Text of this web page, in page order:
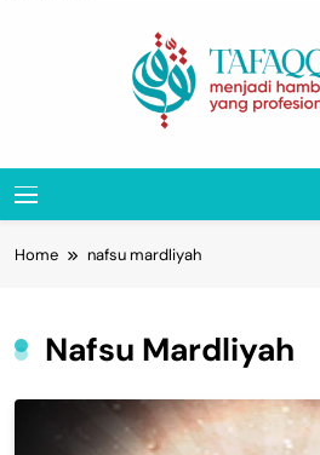
Home nafsu mardliyah
Nafsu Mardliyah